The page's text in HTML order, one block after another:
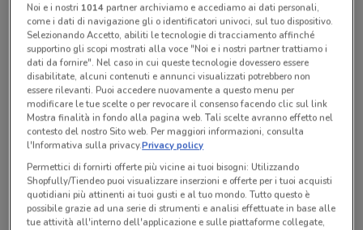
Lunedì n.d.
Martedì n.d.
Mercoledì n.d.
Giovedì n.d.
Venerdì n.d.
Sabato n.d.
Domenica n.d.
La Bottega Dei Cento Caffe'
Tutte le promozioni di questo negozio
Noi e i nostri 1014partner archiviamo e accediamo ai dati personali,
come i dati di navigazione gli o identificatori univoci, sul tuo dispositivo.
Selezionando Accetto, abiliti le tecnologie di tracciamento affinché
supportino gli scopi mostrati alla voce "Noi e i nostri partner trattiamo i
dati da fornire". Nel caso in cui queste tecnologie dovessero essere
disabilitate, alcuni contenuti e annunci visualizzati potrebbero non
essere rilevanti. Puoi accedere nuovamente a questo menu per
modificare le tue scelte o per revocare il consenso facendo clic sul link
Mostra finalità in fondo alla pagina web. Tali scelte avranno effetto nel
contesto del nostro Sito web. Per maggiori informazioni, consulta
l'Informativa sulla privacy.Privacy policy
Permettici di fornirti offerte più vicine ai tuoi bisogni: Utilizzando
Shopfully/Tiendeo puoi visualizzare inserzioni e offerte per i tuoi acquisti
quotidiani più attinenti ai tuoi gusti e al tuo mondo. Tutto questo è
possibile grazie ad una serie di strumenti e analisi effettuate in base alle
tue attività all'interno dell'applicazione e sulle piattaforme collegate,